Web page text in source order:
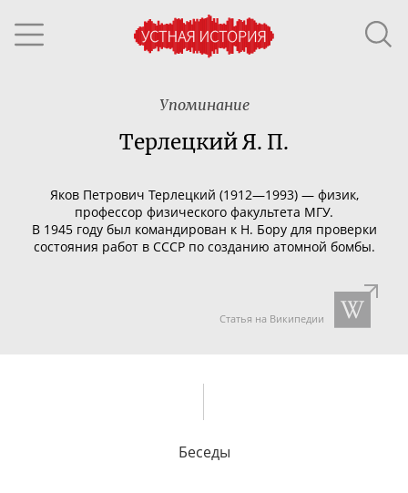
Упоминание
Терлецкий Я. П.
Яков Петрович Терлецкий (1912—1993) — физик,
профессор физического факультета МГУ.
В 1945 году был командирован к Н. Бору для проверки
состояния работ в СССР по созданию атомной бомбы.
Статья на Википедии
Беседы